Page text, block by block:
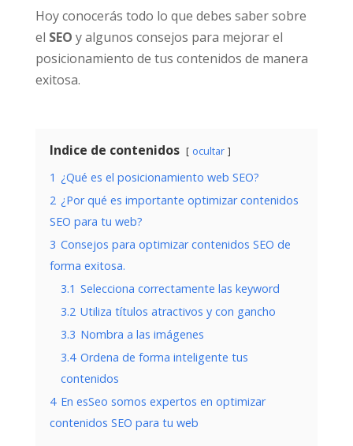
Hoy conocerás todo lo que debes saber sobre
el SEO y algunos consejos para mejorar el
posicionamiento de tus contenidos de manera
exitosa.
Indice de contenidos ocultar
1 ¿Qué es el posicionamiento web SEO?
2 ¿Por qué es importante optimizar contenidos
SEO para tu web?
3 Consejos para optimizar contenidos SEO de
forma exitosa.
3.1 Selecciona correctamente las keyword
3.2 Utiliza títulos atractivos y con gancho
3.3 Nombra a las imágenes
3.4 Ordena de forma inteligente tus
contenidos
4 En esSeo somos expertos en optimizar
contenidos SEO para tu web